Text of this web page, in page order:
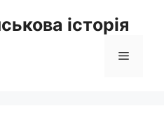
історія
Меню